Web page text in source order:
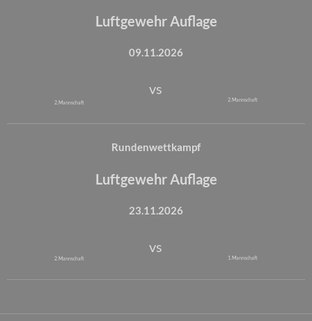
Luftgewehr Auflage
09.11.2026
2. Mannschaft
vs
2. Mannschaft
Rundenwettkampf
Luftgewehr Auflage
23.11.2026
2. Mannschaft
vs
1. Mannschaft